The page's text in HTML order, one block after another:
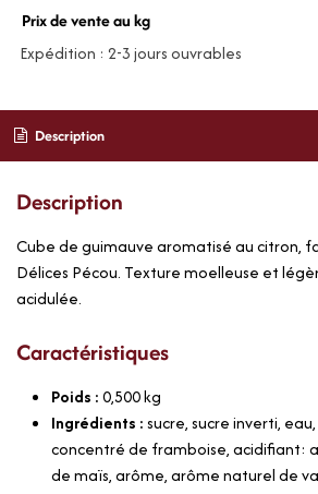
Prix de vente au kg
Expédition : 2-3 jours ouvrables
Description
Description
Cube de guimauve aromatisé au citron,
Délices Pécou. Texture moelleuse et
acidulée.
Caractéristiques
Poids :0,500kg
Ingrédients :sucre, sucre inverti,
concentré de framboise, acidifiant:
de maïs, arôme, arôme naturel de